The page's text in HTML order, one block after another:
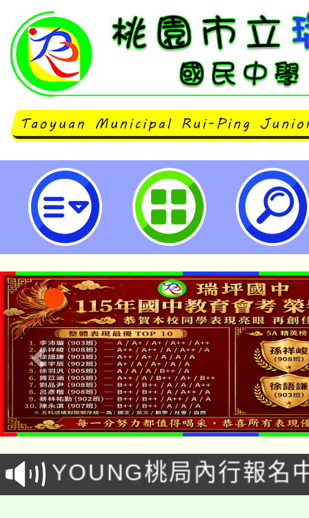
華人資訊語文競技與創意設計大賞
園市專業英文詞彙與聽寫能力大賽
盃）-桃園市立瑞坪國民中學
「本色祭」8/29、30在
場熱烈登場!
8/21下午1時於龍潭區
徵才活動。
YOUNG桃局內行報名
局官網。
8月14至27日，桃園電